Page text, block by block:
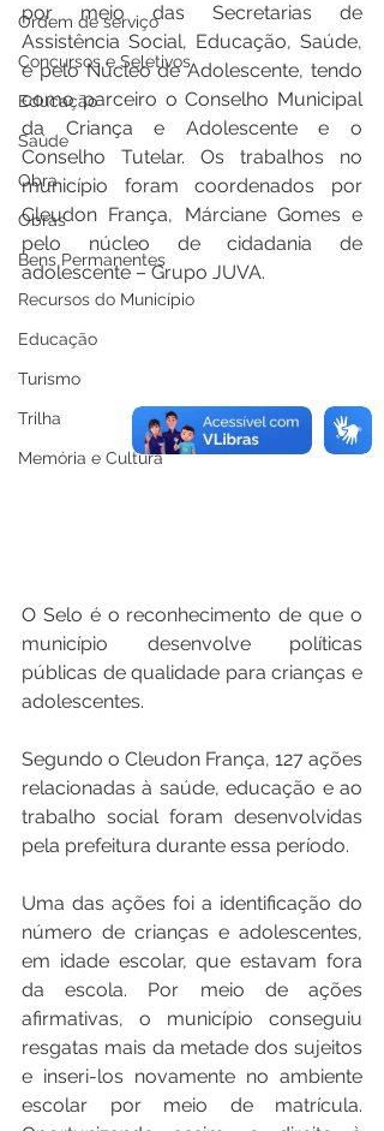
Ordem de serviço
Concursos e Seletivos
Educação
Saúde
Obra
Obras
Bens Permanentes
Recursos do Município
Educação
Turismo
Trilha
Memória e Cultura
por meio das Secretarias de
Assistência Social, Educação, Saúde,
e pelo Núcleo de Adolescente, tendo
como parceiro o Conselho Municipal
da Criança e Adolescente e o
Conselho Tutelar. Os trabalhos no
município foram coordenados por
Cleudon França, Márciane Gomes e
pelo núcleo de cidadania de
adolescente – Grupo JUVA.
O Selo é o reconhecimento de que o
município desenvolve políticas
públicas de qualidade para crianças e
adolescentes.
Segundo o Cleudon França, 127 ações
relacionadas à saúde, educação e ao
trabalho social foram desenvolvidas
pela prefeitura durante essa período.
Uma das ações foi a identificação do
número de crianças e adolescentes,
em idade escolar, que estavam fora
da escola. Por meio de ações
afirmativas, o município conseguiu
resgatas mais da metade dos sujeitos
e inseri-los novamente no ambiente
escolar por meio de matrícula.